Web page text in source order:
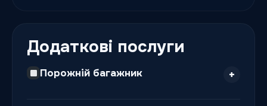
Додаткові послуги
Порожній багажник